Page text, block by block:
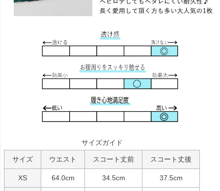
サイズガイド
サイズ ウエスト スコート丈前 スコート丈後
XS 64.0cm 34.5cm 37.5cm